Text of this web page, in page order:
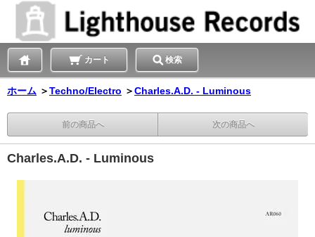
カート 検索
ホーム ＞Techno/Electro ＞Charles.A.D. - Luminous
前の商品へ 次の商品へ
Charles.A.D. - Luminous